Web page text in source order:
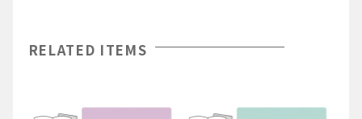
RELATED ITEMS